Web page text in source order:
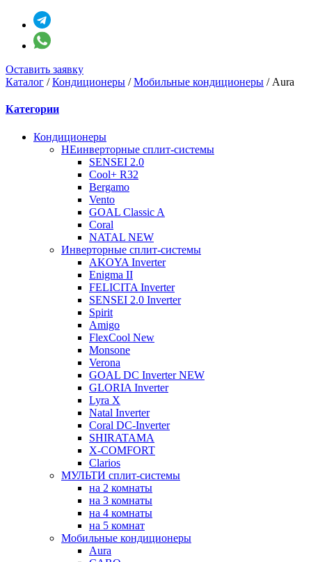
Оставить заявку
Каталог /Кондиционеры /Мобильные кондиционеры / Aura
Категории
Кондиционеры
НЕинверторные сплит-системы
SENSEI 2.0
Cool+ R32
Bergamo
Vento
GOAL Classic A
Coral
NATAL NEW
Инверторные сплит-системы
AKOYA Inverter
Enigma II
FELICITA Inverter
SENSEI 2.0 Inverter
Spirit
Amigo
FlexCool New
Monsone
Verona
GOAL DC Inverter NEW
GLORIA Inverter
Lyra X
Natal Inverter
Coral DC-Inverter
SHIRATAMA
X-COMFORT
Clarios
МУЛЬТИ сплит-системы
на 2 комнаты
на 3 комнаты
на 4 комнаты
на 5 комнат
Мобильные кондиционеры
Aura